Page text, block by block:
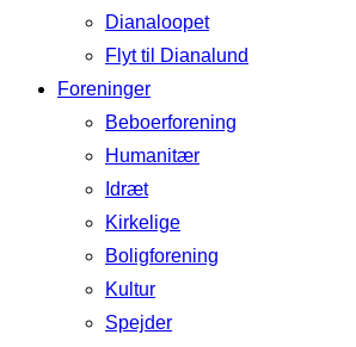
Dianaloopet
Flyt til Dianalund
Foreninger
Beboerforening
Humanitær
Idræt
Kirkelige
Boligforening
Kultur
Spejder